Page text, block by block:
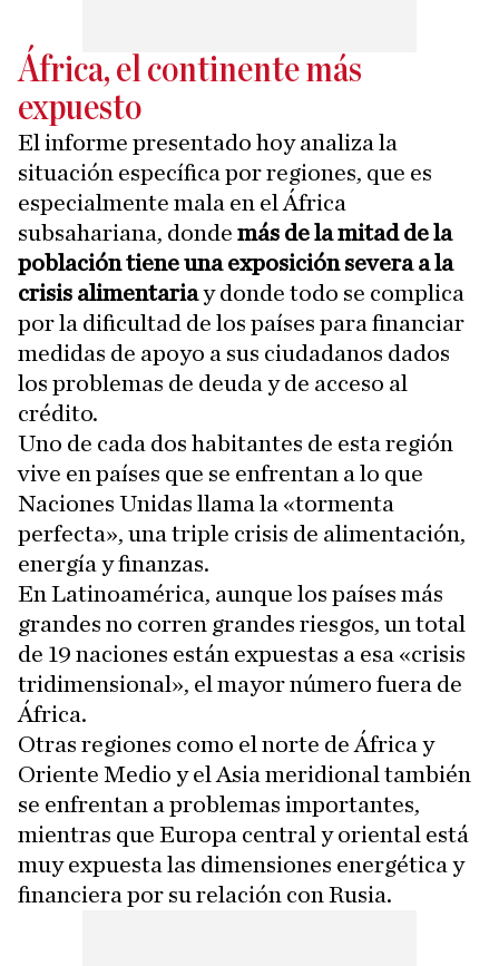
África, el continente más
expuesto
El informe presentado hoy analiza la
situación específica por regiones, que es
especialmente mala en el África
subsahariana, donde más de la mitad de la
población tiene una exposición severa a la
crisis alimentariay donde todo se complica
por la dificultad de los países para financiar
medidas de apoyo a sus ciudadanos dados
los problemas de deuda y de acceso al
crédito.
Uno de cada dos habitantes de esta región
vive en países que se enfrentan a lo que
Naciones Unidas llama la «tormenta
perfecta», una triple crisis de alimentación,
energía y finanzas.
En Latinoamérica, aunque los países más
grandes no corren grandes riesgos, un total
de 19 naciones están expuestas a esa «crisis
tridimensional», el mayor número fuera de
África.
Otras regiones como el norte de África y
Oriente Medio y el Asia meridional también
se enfrentan a problemas importantes,
mientras que Europa central y oriental está
muy expuesta las dimensiones energética y
financiera por su relación con Rusia.